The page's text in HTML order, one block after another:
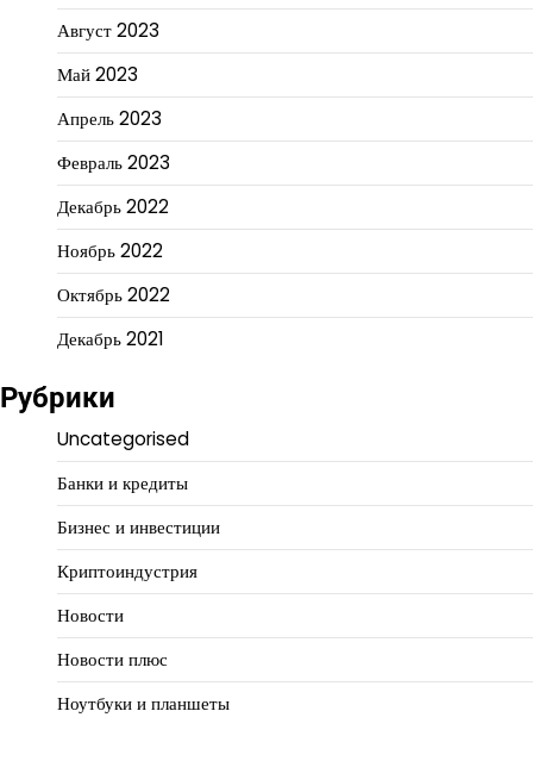
Август 2023
Май 2023
Апрель 2023
Февраль 2023
Декабрь 2022
Ноябрь 2022
Октябрь 2022
Декабрь 2021
Рубрики
Uncategorised
Банки и кредиты
Бизнес и инвестиции
Криптоиндустрия
Новости
Новости плюс
Ноутбуки и планшеты